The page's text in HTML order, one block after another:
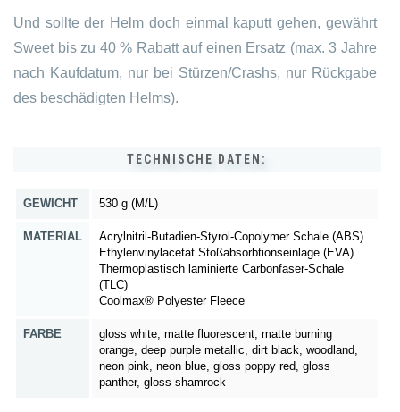
Und sollte der Helm doch einmal kaputt gehen, gewährt
Sweet bis zu 40 % Rabatt auf einen Ersatz (max. 3 Jahre
nach Kaufdatum, nur bei Stürzen/Crashs, nur Rückgabe
des beschädigten Helms).
TECHNISCHE DATEN:
GEWICHT 530 g (M/L)
MATERIAL
Acrylnitril-Butadien-Styrol-Copolymer Schale (ABS)
Ethylenvinylacetat Stoßabsorbtionseinlage (EVA)
Thermoplastisch laminierte Carbonfaser-Schale
(TLC)
Coolmax® Polyester Fleece
FARBE
gloss white, matte fluorescent, matte burning
orange, deep purple metallic, dirt black, woodland,
neon pink, neon blue, gloss poppy red, gloss
panther, gloss shamrock